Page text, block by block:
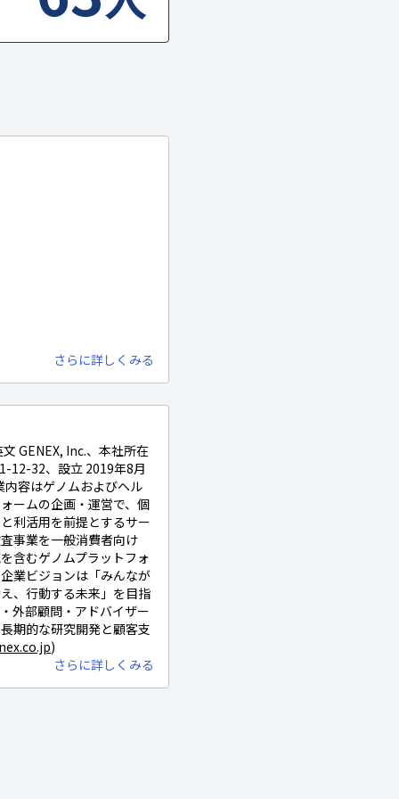
さらに詳しくみる
GENEX, Inc.、本社所在
12-32、設立 2019年8月
容はゲノムおよびヘル
ームの企画・運営で、個
利活用を前提とするサー
事業を一般消費者向け
含むゲノムプラットフォ
業ビジョンは「みんなが
、行動する未来」を目指
外部顧問・アドバイザー
期的な研究開発と顧客支
)
さらに詳しくみる